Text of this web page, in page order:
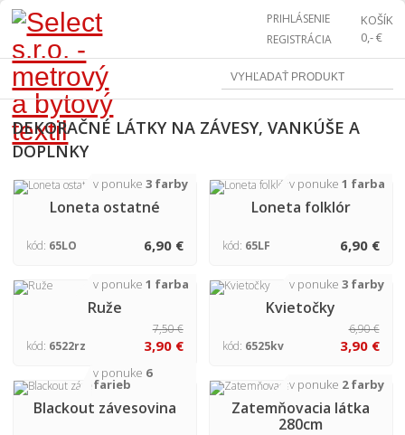
KOŠÍK
0,- €
PRIHLÁSENIE
REGISTRÁCIA
DEKORAČNÉ LÁTKY NA ZÁVESY, VANKÚŠE A
DOPLNKY
v ponuke 3 farby
Loneta ostatné
kód: 65LO 6,90 €
v ponuke 1 farba
Loneta folklór
kód: 65LF 6,90 €
v ponuke 1 farba
Ruže
7,50 €
kód: 6522rz 3,90 €
v ponuke 3 farby
Kvietočky
6,90 €
kód: 6525kv 3,90 €
v ponuke 6
farieb
Blackout závesovina
v ponuke 2 farby
Zatemňovacia látka
280cm